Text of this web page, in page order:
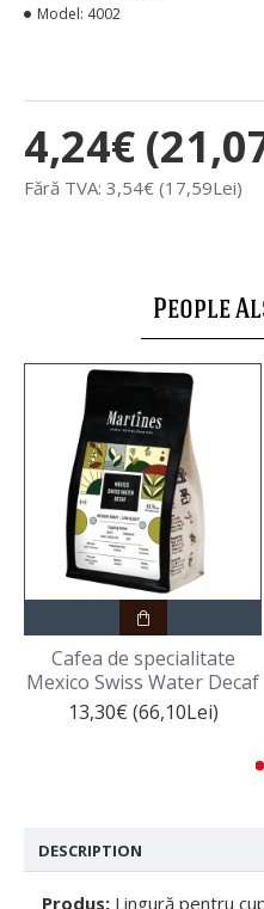
4,24€
Fără TVA: 3,54€ (17,59Lei)
Model: 4002
People
Cafea de specialitate
Mexico Swiss Water Decaf
13,30€ (66,10Lei)
DESCRIPTION
Produs: Lingură pentru